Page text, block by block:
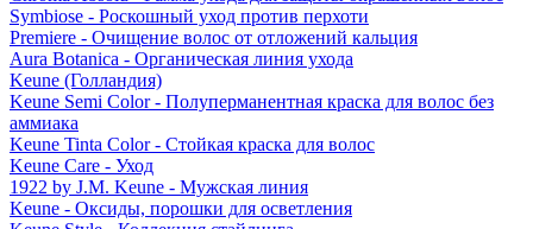
Symbiose - Роскошный уход против перхоти
Premiere - Очищение волос от отложений кальция
Aura Botanica - Органическая линия ухода
Keune (Голландия)
Keune Semi Color - Полуперманентная краска для волос без
аммиака
Keune Tinta Color - Стойкая краска для волос
Keune Care - Уход
1922 by J.M. Keune - Мужская линия
Keune - Оксиды, порошки для осветления